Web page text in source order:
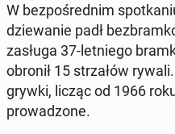
W bez­po­śred­nim
dzie­wa­nie padł
zasługa 37-let­nie­go
obronił 15 strza­łów
gryw­ki, licząc od 1966
pro­wa­dzo­ne.